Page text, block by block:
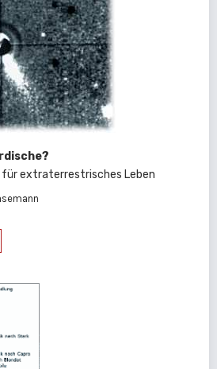
für extraterrestrisches Leben